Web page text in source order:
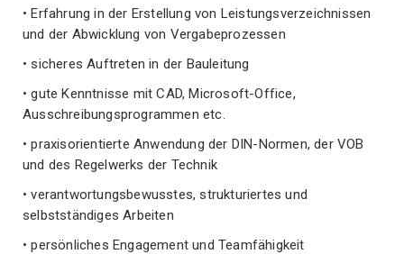
• Erfahrung in der Erstellung von Leistungsverzeichnissen
und der Abwicklung von Vergabeprozessen
• sicheres Auftreten in der Bauleitung
• gute Kenntnisse mit CAD, Microsoft-Office,
Ausschreibungsprogrammen etc.
• praxisorientierte Anwendung der DIN-Normen, der VOB
und des Regelwerks der Technik
• verantwortungsbewusstes, strukturiertes und
selbstständiges Arbeiten
• persönliches Engagement und Teamfähigkeit